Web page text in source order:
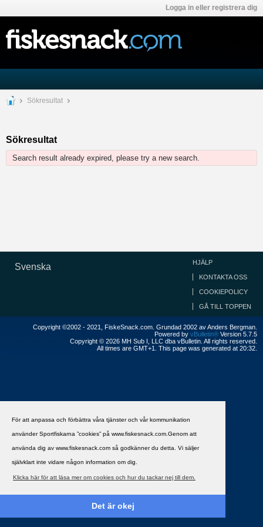
För att anpassa och förbättra våra tjänster och vår kommunikation
använder Sportfiskarna ”cookies” på www.fiskesnack.com.Genom att
använda dig av www.fiskesnack.com så godkänner du detta. Vi säljer
självklart inte vidare någon information om dig.
Klicka här för att läsa mer om cookies och hur du tackar nej till dem.
Det är okej
Logga in eller registrera dig
Sökresultat
Sökresultat
Search result already expired, please try a new search.
Svenska HJÄLP
KONTAKTA OSS
COOKIEPOLICY
GÅ TILL TOPPEN
Copyright ©2002 - 2021, FiskeSnack.com. Grundad 2002 av Anders Bergman.
Powered by vBulletin® Version 5.7.5
Copyright © 2026 MH Sub I, LLC dba vBulletin. All rights reserved.
All times are GMT+1. This page was generated at 20:32.